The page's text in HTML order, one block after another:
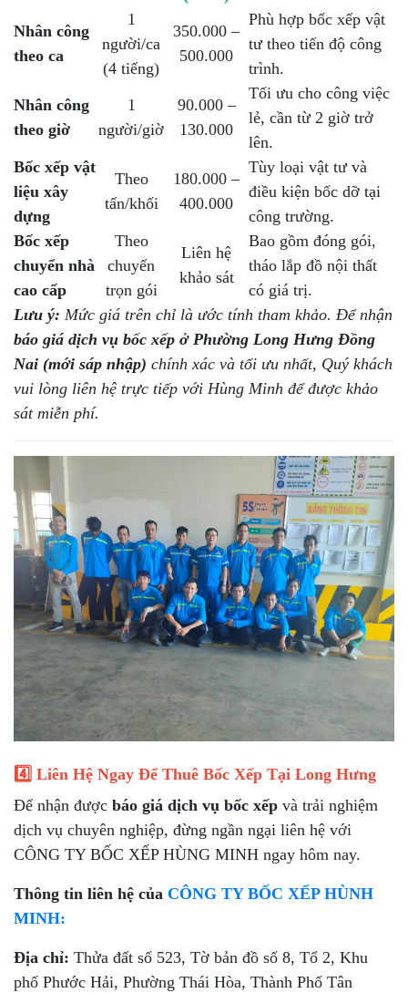
Nhân công
theo ca
1
người/ca
(4 tiếng)
350.000 –
500.000
Phù hợp bốc xếp vật
tư theo tiến độ công
trình.
Nhân công
theo giờ
1
người/giờ
90.000 –
130.000
Tối ưu cho công việc
lẻ, cần từ 2 giờ trở
lên.
Bốc xếp vật
liệu xây
dựng
Theo
tấn/khối
180.000 –
400.000
Tùy loại vật tư và
điều kiện bốc dỡ tại
công trường.
Bốc xếp
chuyển nhà
cao cấp
Theo
chuyến
trọn gói
Liên hệ
khảo sát
Bao gồm đóng gói,
tháo lắp đồ nội thất
có giá trị.
Lưu ý: Mức giá trên chỉ là ước tính tham khảo. Để nhận
báo giá dịch vụ bốc xếp ở Phường Long Hưng Đồng
Nai (mới sáp nhập) chính xác và tối ưu nhất, Quý khách
vui lòng liên hệ trực tiếp với Hùng Minh để được khảo
sát miễn phí.
4️⃣ Liên Hệ Ngay Để Thuê Bốc Xếp Tại Long Hưng
Để nhận được báo giá dịch vụ bốc xếp và trải nghiệm
dịch vụ chuyên nghiệp, đừng ngần ngại liên hệ với
CÔNG TY BỐC XẾP HÙNG MINH ngay hôm nay.
Thông tin liên hệ của CÔNG TY BỐC XẾP HÙNH
MINH:
Địa chỉ: Thửa đất số 523, Tờ bản đồ số 8, Tổ 2, Khu
phố Phước Hải, Phường Thái Hòa, Thành Phố Tân